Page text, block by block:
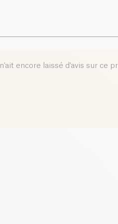
ce soit au réveil, après une
de force.
tout au long des
encore laissé d'avis sur ce